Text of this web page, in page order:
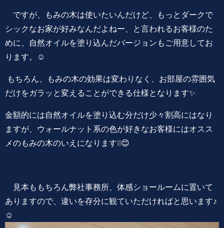
ですが、もみの木は使いたいんだけど、もっとダークで
シックなお家が好みなんだよねー、と言われるお客様のた
めに、自然オイルを塗り込んだバージョンもご用意してお
ります。☺️
もちろん、もみの木の効果は変わりなく、お部屋の雰囲気
だけをガラッと変えることができる仕様となります✨
金額的には自然オイルを塗り込む分だけ少々割高にはなり
ますが、ウォールナット系の色が好きなお客様にはオスス
メのもみの木のいえになります❕❕😊
見本ももちろん弊社事務所、体感ショールームに置いて
ありますので、違いを存分に観ていただければと思います♪
☺️